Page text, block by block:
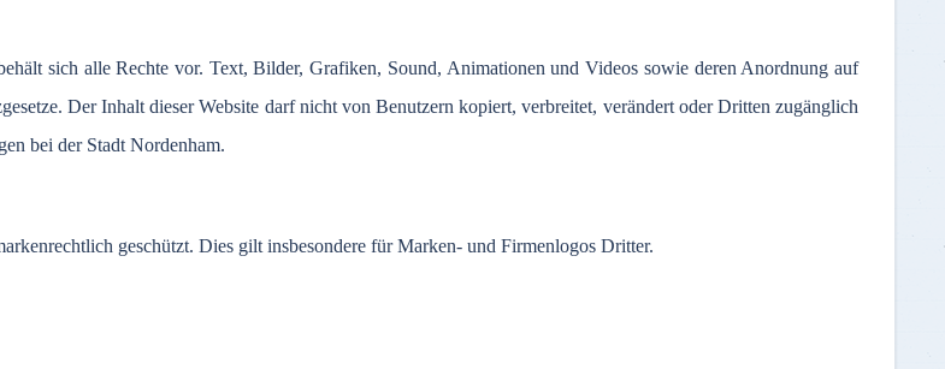
sich alle Rechte vor. Text,Bilder,Grafiken, Sound, Animationen und Videos sowie deren Anordnung auf
. Der Inhalt dieserWebsite darf nichtvonBenutzern kopiert,verbreitet, verändert oder Dritten zugänglich
bei der Stadt Nordenham.
geschützt. Dies gilt insbesondere für Marken- und Firmenlogos Dritter.